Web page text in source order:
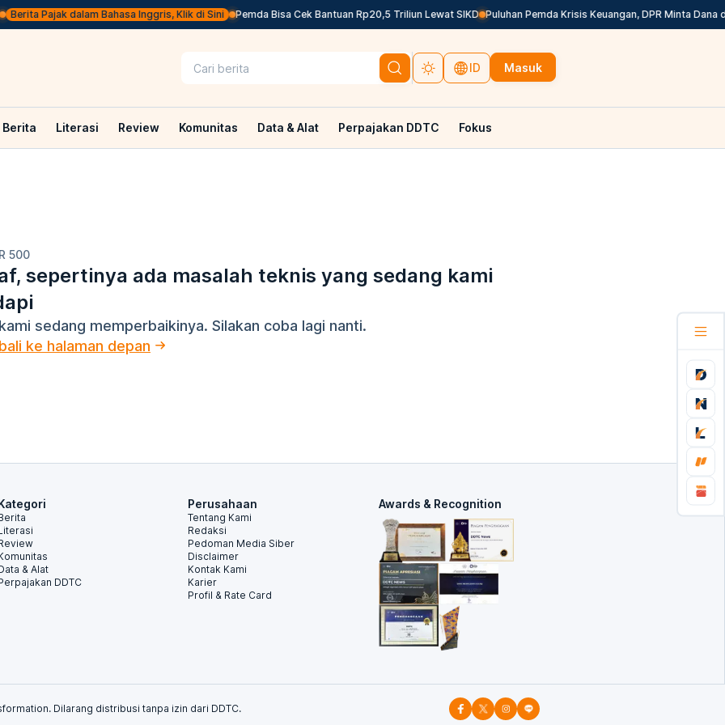
Berita Pajak dalam Bahasa Inggris, Klik di Sini Pemda Bisa Cek Bantuan Rp20,5 Triliun Lewat SIKD Puluhan Pemda Krisis Keuangan, DPR Minta Dana
ID Masuk
Berita Literasi Review Komunitas Data & Alat Perpajakan DDTC Fokus
500
sepertinya ada masalah teknis yang sedang kami
sedang memperbaikinya. Silakan coba lagi nanti.
ke halaman depan
& Alat
DDTC
Perusahaan
Tentang Kami
Redaksi
Pedoman Media Siber
Disclaimer
Kontak Kami
Karier
Profil & Rate Card
Awards & Recognition
Dilarang distribusi tanpa izin dari DDTC.